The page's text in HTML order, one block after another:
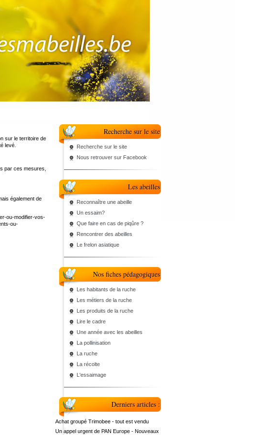
sur le territoire de
levé.
par ces mesures,
également de
ou-modifier-vos-
ou-
Recherche sur le site
Recherche sur le site
Nous retrouver sur Facebook
Les abeilles
Reconnaître une abeille
Un essaim?
Que faire en cas de piqûre ?
Rencontrer des abeilles
Le frelon asiatique
Nos fiches pédagogiques
Les habitants de la ruche
Les métiers de la ruche
Les produits de la ruche
Lire le cadre
Une année avec les abeilles
La pollinisation
La ruche
La récolte
L'essaimage
Derniers articles :
Achat groupé Trimobee - tout est vendu
Un appel urgent de PAN Europe - Nouveaux